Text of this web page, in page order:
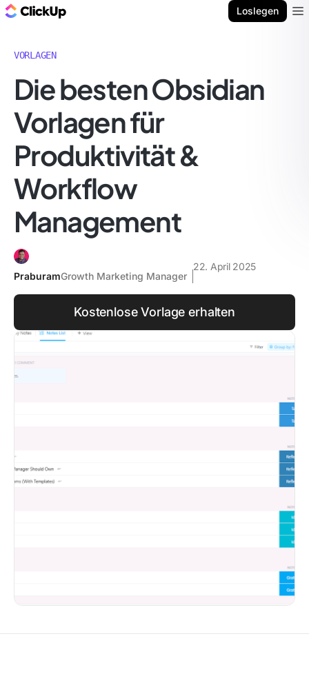
Loslegen
VORLAGEN
Die besten Obsidian
Vorlagen für
Produktivität &
Workflow
Management
PraburamGrowth Marketing Manager
22. April 2025
Kostenlose Vorlage erhalten